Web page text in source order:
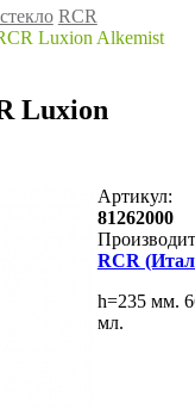
RCR
Luxion Alkemist
Luxion
Артикул:
81262000
RCR
h=235 мм.
мл.